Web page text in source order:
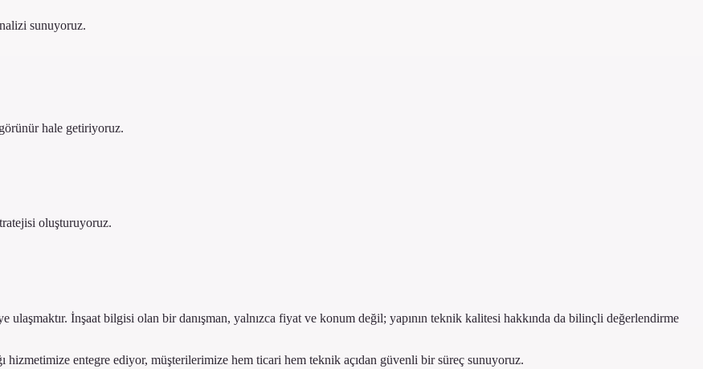
sunuyoruz.
hale getiriyoruz.
oluşturuyoruz.
İnşaat bilgisi olan bir danışman, yalnızca fiyat ve konum değil; yapının teknik kalitesi hakkında da bilinçli değerlendirme
hizmetimize entegre ediyor, müşterilerimize hem ticari hem teknik açıdan güvenli bir süreç sunuyoruz.